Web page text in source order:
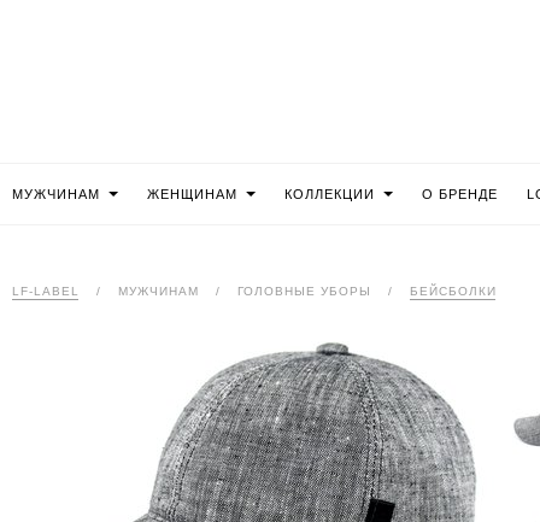
МУЖЧИНАМ ЖЕНЩИНАМ КОЛЛЕКЦИИ О БРЕНДЕ
LF-LABEL / МУЖЧИНАМ / ГОЛОВНЫЕ УБОРЫ / БЕЙСБОЛКИ